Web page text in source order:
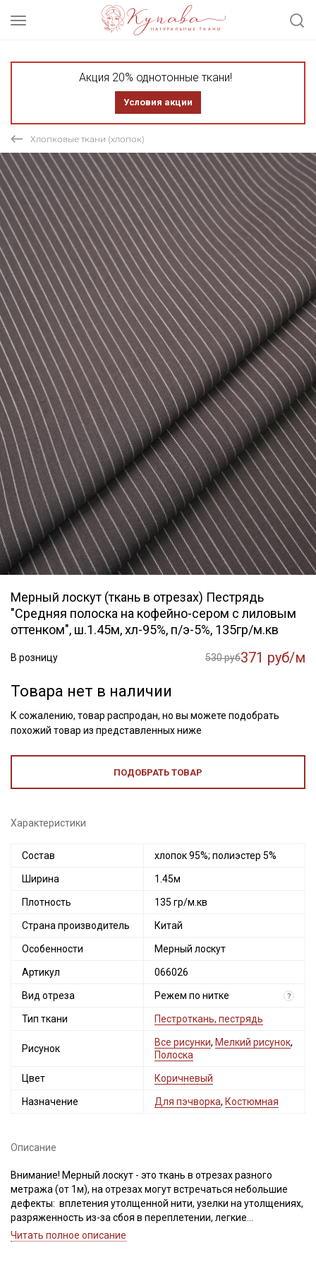
Акция 20% однотонные ткани!
Условия акции
Хлопковые ткани (хлопок)
СКИДКА 30% ТКАНЬ В ОТРЕЗАХ
Мерный лоскут (ткань в отрезах) Пестрядь
"Средняя полоска на кофейно-сером с лиловым
оттенком", ш.1.45м, хл-95%, п/э-5%, 135гр/м.кв
В розницу 530 руб371 руб/м
Товара нет в наличии
К сожалению, товар распродан, но вы можете подобрать
похожий товар из представленных ниже
ПОДОБРАТЬ ТОВАР
Характеристики
Состав хлопок 95%; полиэстер 5%
Ширина 1.45м
Плотность 135 гр/м.кв
Страна производитель Китай
Особенности Мерный лоскут
Артикул 066026
Вид отреза Режем по нитке ?
Тип ткани Пестроткань, пестрядь
Рисунок
Все рисунки, Мелкий рисунок,
Полоска
Цвет Коричневый
Назначение Для пэчворка, Костюмная
Описание
Внимание! Мерный лоскут - это ткань в отрезах разного
метража (от 1м), на отрезах могут встречаться небольшие
дефекты: вплетения утолщенной нити, узелки на утолщениях,
разряженность из-за сбоя в переплетении, легкие
загрязнения вдоль кромки и на расстоянии до 5см от кромки,
Читать полное описание